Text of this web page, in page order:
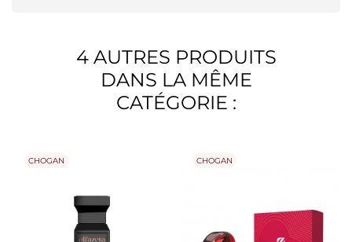
4 AUTRES PRODUITS
DANS LA MÊME
CATÉGORIE :
CHOGAN CHOGAN